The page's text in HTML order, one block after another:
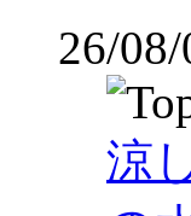
26/08/
涼